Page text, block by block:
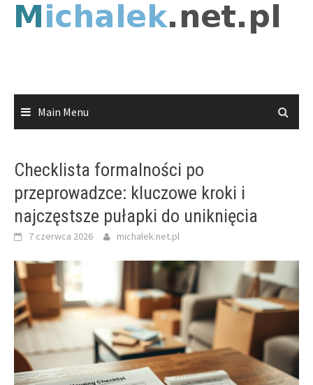
Skip
Main Menu
Checklista formalności po
przeprowadzce: kluczowe kroki i
najczęstsze pułapki do uniknięcia
7 czerwca 2026 michalek.net.pl